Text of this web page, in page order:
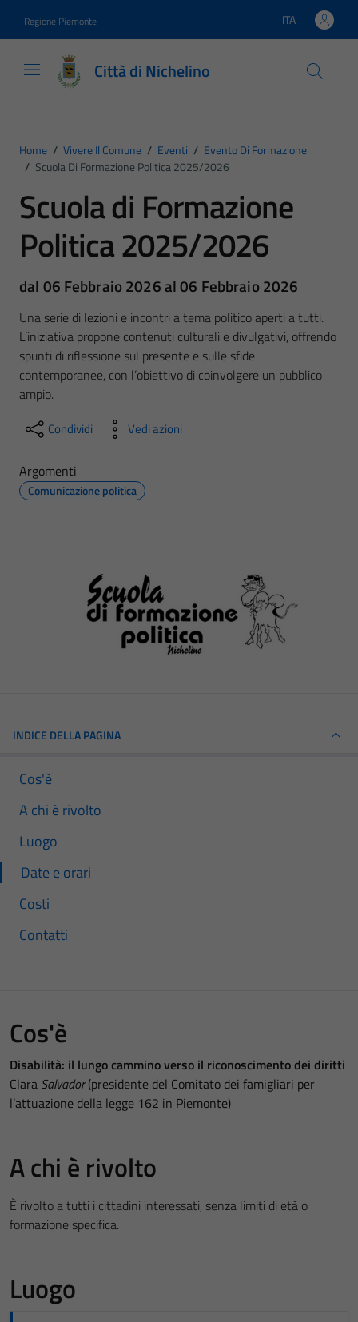
Regione Piemonte Lingua attiva:
ITA
Città di Nichelino
Home / Vivere Il Comune / Eventi / Evento Di Formazione
/ Scuola Di Formazione Politica 2025/2026
Scuola di Formazione
Politica 2025/2026
dal 06 Febbraio 2026 al 06 Febbraio 2026
Una serie di lezioni e incontri a tema politico aperti a tutti.
L’iniziativa propone contenuti culturali e divulgativi, offrendo
spunti di riflessione sul presente e sulle sfide
contemporanee, con l’obiettivo di coinvolgere un pubblico
ampio.
Condividi Vedi azioni
Argomenti
Comunicazione politica
INDICE DELLA PAGINA
Cos'è
A chi è rivolto
Luogo
Date e orari
Costi
Contatti
Cos'è
Disabilità: il lungo cammino verso il riconoscimento dei diritti
Clara Salvador(presidente del Comitato dei famigliari per
l’attuazione della legge 162 in Piemonte)
A chi è rivolto
È rivolto a tutti i cittadini interessati, senza limiti di età o
formazione specifica.
Luogo